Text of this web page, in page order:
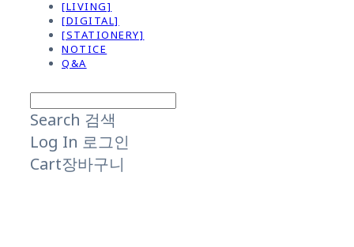
[LIVING]
[DIGITAL]
[STATIONERY]
NOTICE
Q&A
Search 검색
Log In 로그인
Cart장바구니